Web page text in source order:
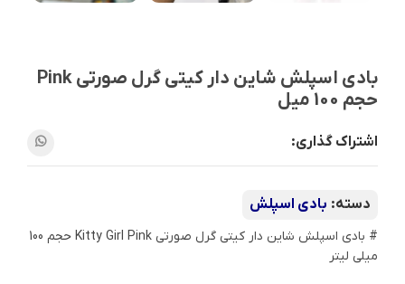
بادی اسپلش شاین دار کیتی گرل صورتی Pink
حجم 100 میل
اشتراک گذاری:
دسته: بادی اسپلش
# بادی اسپلش شاین دار کیتی گرل صورتی Kitty Girl Pink حجم 100
میلی لیتر